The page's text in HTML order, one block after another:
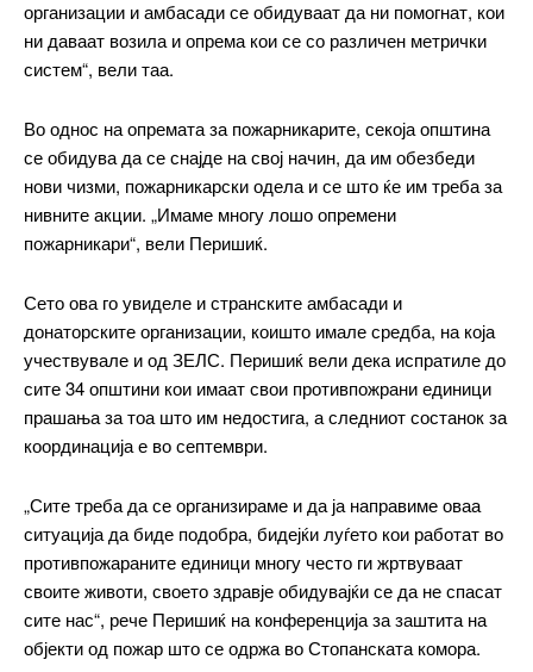
━ pricing plans
организации и амбасади се обидуваат да ни помогнат, кои
ни даваат возила и опрема кои се со различен метрички
систем“, вели таа.
Во однос на опремата за пожарникарите, секоја општина
се обидува да се снајде на свој начин, да им обезбеди
нови чизми, пожарникарски одела и се што ќе им треба за
нивните акции. „Имаме многу лошо опремени
пожарникари“, вели Перишиќ.
Сето ова го увиделе и странските амбасади и
донаторските организации, коишто имале средба, на која
учествувале и од ЗЕЛС. Перишиќ вели дека испратиле до
сите 34 општини кои имаат свои противпожрани единици
прашања за тоа што им недостига, а следниот состанок за
координација е во септември.
„Сите треба да се организираме и да ја направиме оваа
ситуација да биде подобра, бидејќи луѓето кои работат во
противпожараните единици многу често ги жртвуваат
своите животи, своето здравје обидувајќи се да не спасат
сите нас“, рече Перишиќ на конференција за заштита на
објекти од пожар што се одржа во Стопанската комора.